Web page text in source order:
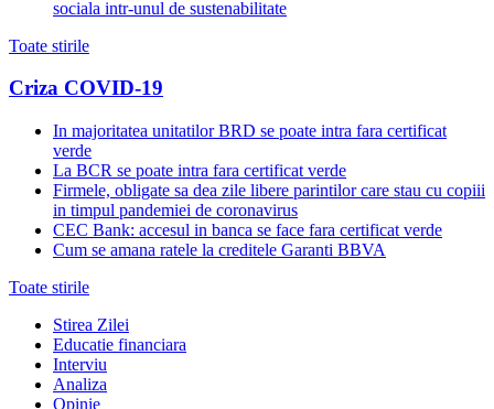
sociala intr-unul de sustenabilitate
Toate stirile
Criza COVID-19
In majoritatea unitatilor BRD se poate intra fara certificat
verde
La BCR se poate intra fara certificat verde
Firmele, obligate sa dea zile libere parintilor care stau cu copiii
in timpul pandemiei de coronavirus
CEC Bank: accesul in banca se face fara certificat verde
Cum se amana ratele la creditele Garanti BBVA
Toate stirile
Stirea Zilei
Educatie financiara
Interviu
Analiza
Opinie